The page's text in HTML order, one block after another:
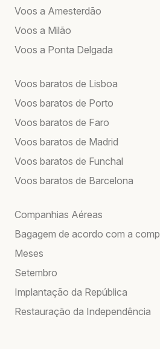
Voos a Amesterdão
Voos a Milão
Voos a Ponta Delgada
Voos baratos de Lisboa
Voos baratos de Porto
Voos baratos de Faro
Voos baratos de Madrid
Voos baratos de Funchal
Voos baratos de Barcelona
Companhias Aéreas
Bagagem de acordo com a
Meses
Setembro
Implantação da República
Restauração da Independência